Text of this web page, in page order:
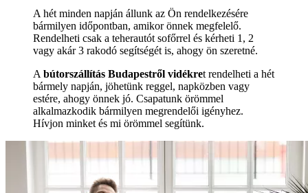
A hét minden napján állunk az Ön rendelkezésére
bármilyen időpontban, amikor önnek megfelelő.
Rendelheti csak a teherautót sofőrrel és kérheti 1, 2
vagy akár 3 rakodó segítségét is, ahogy ön szeretné.
A bútorszállítás Budapestről vidékret rendelheti a hét
bármely napján, jöhetünk reggel, napközben vagy
estére, ahogy önnek jó. Csapatunk örömmel
alkalmazkodik bármilyen megrendelői igényhez.
Hívjon minket és mi örömmel segítünk.